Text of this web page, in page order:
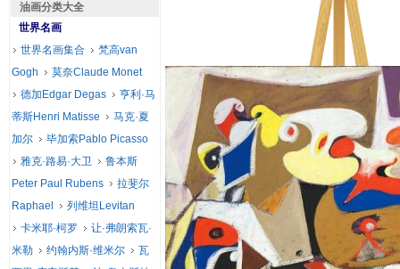
油画分类大全
世界名画
世界名画集合
梵高van
Gogh
莫奈Claude Monet
德加Edgar Degas
亨利·马
蒂斯Henri Matisse
马克·夏
加尔
毕加索Pablo Picasso
雅克·路易·大卫
鲁本斯
Peter Paul Rubens
拉斐尔
Raphael
列维坦Levitan
卡米耶·柯罗
让·弗朗索瓦·
米勒
约翰内斯·维米尔
瓦